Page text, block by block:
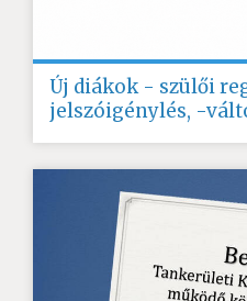
Új diákok - szülői
jelszóigénylés, -